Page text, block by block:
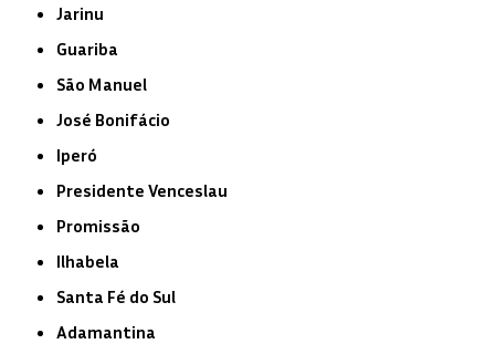
Jarinu
Guariba
São Manuel
José Bonifácio
Iperó
Presidente Venceslau
Promissão
Ilhabela
Santa Fé do Sul
Adamantina